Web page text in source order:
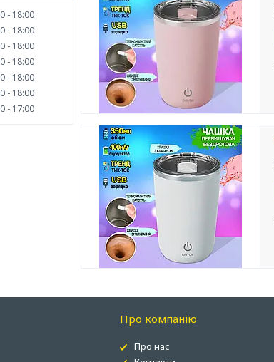
18:00
18:00
18:00
18:00
18:00
18:00
17:00
Про компанію
Про нас